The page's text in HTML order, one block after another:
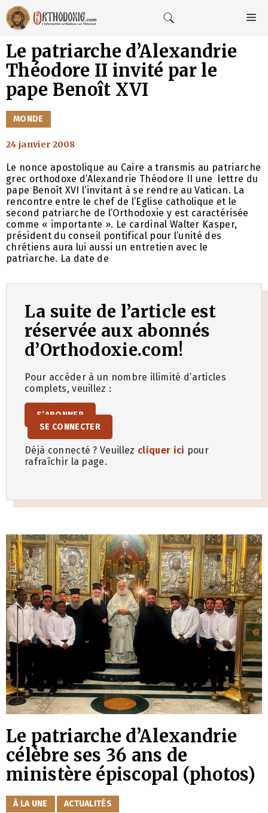
Aller
au
contenu
Le patriarche d’Alexandrie
Théodore II invité par le
pape Benoît XVI
CATÉGORIES
MONDE
24 janvier 2008
Le nonce apostolique au Caire a transmis au patriarche
grec orthodoxe d’Alexandrie Théodore II une lettre du
pape Benoît XVI l’invitant à se rendre au Vatican. La
rencontre entre le chef de l’Eglise catholique et le
second patriarche de l’Orthodoxie y est caractérisée
comme « importante ». Le cardinal Walter Kasper,
président du conseil pontifical pour l’unité des
chrétiens aura lui aussi un entretien avec le
patriarche. La date de
La suite de l’article est
réservée aux abonnés
d’Orthodoxie.com!
Pour accéder à un nombre illimité d’articles
complets, veuillez :
S’ABONNER
SE CONNECTER
Déjà connecté ? Veuillez cliquer ici pour
rafraîchir la page.
Le patriarche d’Alexandrie
célèbre ses 36 ans de
ministère épiscopal (photos)
CATÉGORIES
À LA UNE ACTUALITÉS